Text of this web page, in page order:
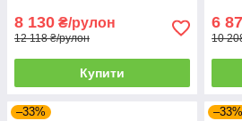
8 130 ₴/рулон
12 118 ₴/рулон
Купити
6
10
–33% –33%